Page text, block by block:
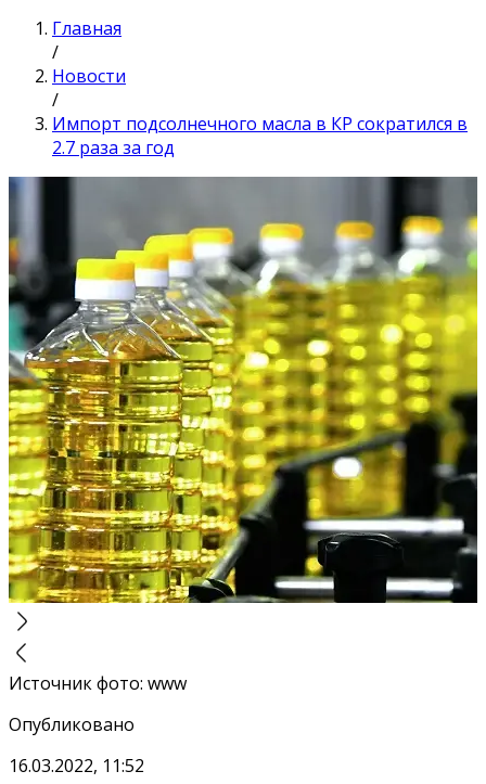
Главная
/
Новости
/
Импорт подсолнечного масла в КР сократился в
2.7 раза за год
Источник фото: www
Опубликовано
16.03.2022, 11:52